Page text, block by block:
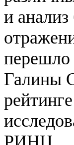
и
перешло
Галины